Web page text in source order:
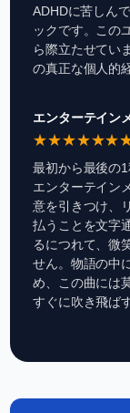
ADHDに苦しん
ックです。この
ら際立たせてい
の真正な個人的
エンターテイン
★★★★★★
最初から最後の
エンターテイン
意を引きつけ、
払うことを文字
るにつれて、微
せん。物語の中
め、この曲には
すぐに吹き飛ば